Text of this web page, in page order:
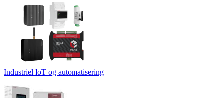
Industriel IoT og automatisering